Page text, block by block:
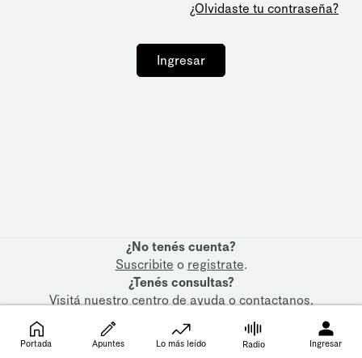
¿Olvidaste tu contraseña?
Ingresar
¿No tenés cuenta?
Suscribite o registrate.
¿Tenés consultas?
Visitá nuestrocentro de ayudaocontactanos.
Portada Apuntes Lo más leído Radio Ingresar